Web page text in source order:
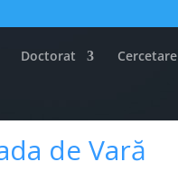
Doctorat Cercetare
de Vară